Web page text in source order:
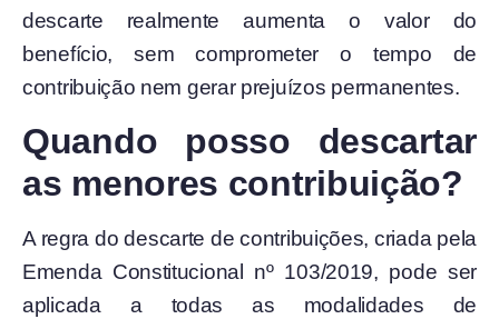
descarte realmente aumenta o valor do
benefício, sem comprometer o tempo de
contribuição nem gerar prejuízos permanentes.
Quando posso descartar
as menores contribuição?
A regra do descarte de contribuições, criada pela
Emenda Constitucional nº 103/2019, pode ser
aplicada a todas as modalidades de